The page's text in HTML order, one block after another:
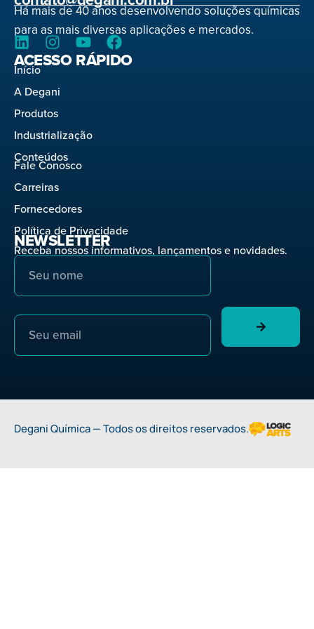
Há mais de 40 anos desenvolvendo soluções químicas
para as mais diversas aplicações e mercados.
ACESSO RÁPIDO
Início
A Degani
Produtos
Industrialização
Conteúdos
Fale Conosco
Carreiras
Fornecedores
Política de Privacidade
NEWSLETTER
Receba nossos informativos, lançamentos e novidades.
Degani Química — Todos os direitos reservados.